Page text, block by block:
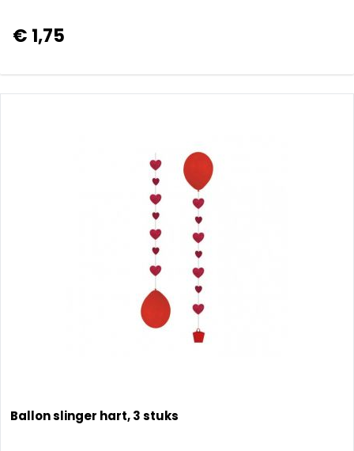
€ 1,75
Ballon slinger hart, 3 stuks